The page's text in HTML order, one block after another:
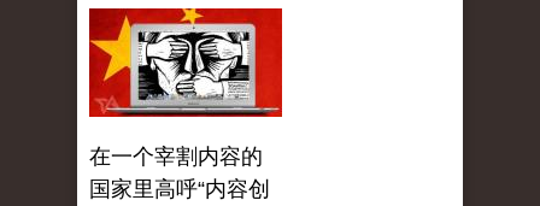
在一个宰割内容的
国家里高呼“内容创